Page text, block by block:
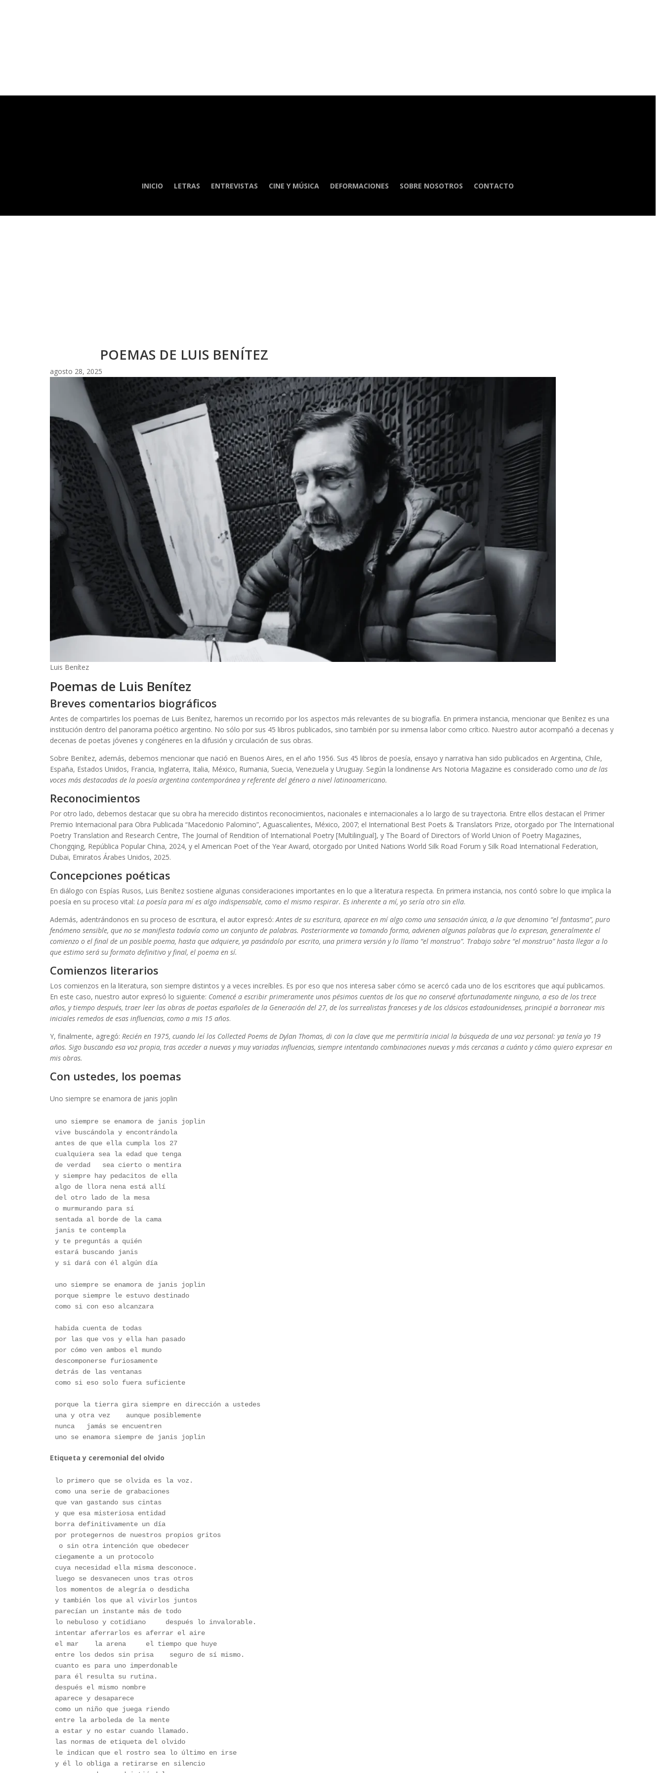
INICIO LETRAS ENTREVISTAS CINE Y MÚSICA DEFORMACIONES SOBRE NOSOTROS CONTACTO
POEMAS DE LUIS BENÍTEZ
agosto 28, 2025
Luis Benítez
Poemas de Luis Benítez
Breves comentarios biográficos
Antes de compartirles los poemas de Luis Benítez, haremos un recorrido por los aspectos más relevantes de su biografía. En primera instancia, mencionar que Benítez es una
institución dentro del panorama poético argentino. No sólo por sus 45 libros publicados, sino también por su inmensa labor como crítico. Nuestro autor acompañó a decenas y
decenas de poetas jóvenes y congéneres en la difusión y circulación de sus obras.
Sobre Benítez, además, debemos mencionar que nació en Buenos Aires, en el año 1956. Sus 45 libros de poesía, ensayo y narrativa han sido publicados en Argentina, Chile,
España, Estados Unidos, Francia, Inglaterra, Italia, México, Rumania, Suecia, Venezuela y Uruguay. Según la londinense Ars Notoria Magazine es considerado como una de las
voces más destacadas de la poesía argentina contemporánea y referente del género a nivel latinoamericano.
Reconocimientos
Por otro lado, debemos destacar que su obra ha merecido distintos reconocimientos, nacionales e internacionales a lo largo de su trayectoria. Entre ellos destacan el Primer
Premio Internacional para Obra Publicada “Macedonio Palomino”, Aguascalientes, México, 2007; el International Best Poets & Translators Prize, otorgado por The International
Poetry Translation and Research Centre, The Journal of Rendition of International Poetry [Multilingual], y The Board of Directors of World Union of Poetry Magazines,
Chongqing, República Popular China, 2024, y el American Poet of the Year Award, otorgado por United Nations World Silk Road Forum y Silk Road International Federation,
Dubai, Emiratos Árabes Unidos, 2025.
Concepciones poéticas
En diálogo con Espías Rusos, Luis Benítez sostiene algunas consideraciones importantes en lo que a literatura respecta. En primera instancia, nos contó sobre lo que implica la
poesía en su proceso vital: La poesía para mí es algo indispensable, como el mismo respirar. Es inherente a mí, yo sería otro sin ella.
Además, adentrándonos en su proceso de escritura, el autor expresó:Antes de su escritura, aparece en mí algo como una sensación única, a la que denomino “el fantasma”, puro
fenómeno sensible, que no se manifiesta todavía como un conjunto de palabras. Posteriormente va tomando forma, advienen algunas palabras que lo expresan, generalmente el
comienzo o el final de un posible poema, hasta que adquiere, ya pasándolo por escrito, una primera versión y lo llamo “el monstruo”. Trabajo sobre “el monstruo” hasta llegar a lo
que estimo será su formato definitivo y final, el poema en sí.
Comienzos literarios
Los comienzos en la literatura, son siempre distintos y a veces increíbles. Es por eso que nos interesa saber cómo se acercó cada uno de los escritores que aquí publicamos.
En este caso, nuestro autor expresó lo siguiente: Comencé a escribir primeramente unos pésimos cuentos de los que no conservé afortunadamente ninguno, a eso de los trece
años, y tiempo después, traer leer las obras de poetas españoles de la Generación del 27, de los surrealistas franceses y de los clásicos estadounidenses, principié a borronear mis
iniciales remedos de esas influencias, como a mis 15 años.
Y, finalmente, agregó: Recién en 1975, cuando leí los Collected Poems de Dylan Thomas, di con la clave que me permitiría inicial la búsqueda de una voz personal: ya tenía yo 19
años. Sigo buscando esa voz propia, tras acceder a nuevas y muy variadas influencias, siempre intentando combinaciones nuevas y más cercanas a cuánto y cómo quiero expresar en
mis obras.
Con ustedes, los poemas
Uno siempre se enamora de janis joplin
uno siempre se enamora de janis joplin
vive buscándola y encontrándola
antes de que ella cumpla los 27
cualquiera sea la edad que tenga
de verdad   sea cierto o mentira
y siempre hay pedacitos de ella
algo de llora nena está allí
del otro lado de la mesa
o murmurando para sí
sentada al borde de la cama
janis te contempla
y te preguntás a quién
estará buscando janis
y si dará con él algún día
uno siempre se enamora de janis joplin
porque siempre le estuvo destinado
como si con eso alcanzara
habida cuenta de todas
por las que vos y ella han pasado
por cómo ven ambos el mundo
descomponerse furiosamente
detrás de las ventanas
como si eso solo fuera suficiente
porque la tierra gira siempre en dirección a ustedes
una y otra vez    aunque posiblemente
nunca   jamás se encuentren
uno se enamora siempre de janis joplin
Etiqueta y ceremonial del olvido
lo primero que se olvida es la voz.
como una serie de grabaciones
que van gastando sus cintas
y que esa misteriosa entidad
borra definitivamente un día
por protegernos de nuestros propios gritos
o sin otra intención que obedecer
ciegamente a un protocolo
cuya necesidad ella misma desconoce.
luego se desvanecen unos tras otros
los momentos de alegría o desdicha
y también los que al vivirlos juntos
parecían un instante más de todo
lo nebuloso y cotidiano     después lo invalorable.
intentar aferrarlos es aferrar el aire
el mar    la arena     el tiempo que huye
entre los dedos sin prisa    seguro de sí mismo.
cuanto es para uno imperdonable
para él resulta su rutina.
después el mismo nombre
aparece y desaparece
como un niño que juega riendo
entre la arboleda de la mente
a estar y no estar cuando llamado.
las normas de etiqueta del olvido
le indican que el rostro sea lo último en irse
y él lo obliga a retirarse en silencio